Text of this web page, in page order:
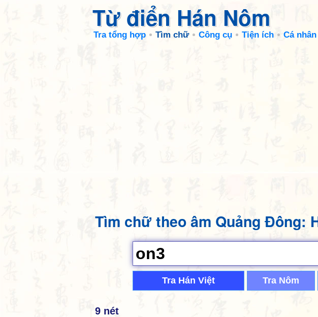
Từ điển Hán Nôm
Tra tổng hợp Tìm chữ Công cụ Tiện ích Cá nhân
Tìm chữ theo âm Quảng Đông:
Tra Hán Việt Tra Nôm
9 nét